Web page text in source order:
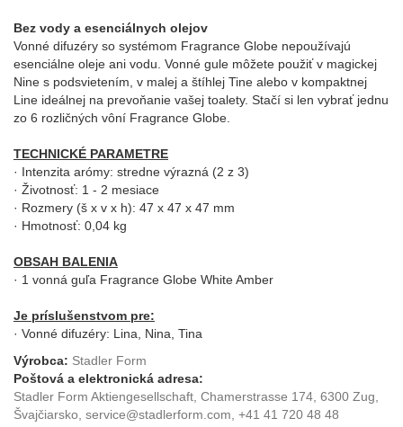
Bez vody a esenciálnych olejov
Vonné difuzéry so systémom Fragrance Globe nepoužívajú
esenciálne oleje ani vodu. Vonné gule môžete použiť v magickej
Nine s podsvietením, v malej a štíhlej Tine alebo v kompaktnej
Line ideálnej na prevoňanie vašej toalety. Stačí si len vybrať jednu
zo 6 rozličných vôní Fragrance Globe.
TECHNICKÉ PARAMETRE
· Intenzita arómy: stredne výrazná (2 z 3)
· Životnosť: 1 - 2 mesiace
· Rozmery (š x v x h): 47 x 47 x 47 mm
· Hmotnosť: 0,04 kg
OBSAH BALENIA
· 1 vonná guľa Fragrance Globe White Amber
Je príslušenstvom pre:
· Vonné difuzéry: Lina, Nina, Tina
Výrobca: Stadler Form
Poštová a elektronická adresa:
Stadler Form Aktiengesellschaft, Chamerstrasse 174, 6300 Zug,
Švajčiarsko, service@stadlerform.com, +41 41 720 48 48